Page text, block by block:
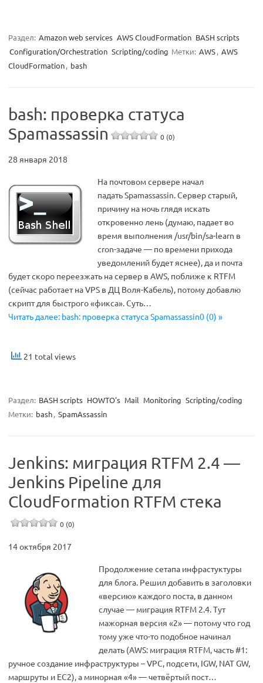
Раздел: Amazon web services AWS CloudFormation BASH scripts
Configuration/Orchestration Scripting/coding Метки: AWS, AWS
CloudFormation, bash
bash: проверка статуса
Spamassassin
0 (0)
28 января 2018
На почтовом сервере начал
падать Spamassassin. Сервер старый,
причину на ночь глядя искать
откровенно лень (думаю, падает во
время выполнения /usr/bin/sa-learn в
cron-задаче — по времени прихода
уведомлений будет яснее), да и почта
будет скоро переезжать на сервер в AWS, поближе к RTFM
(сейчас работает на VPS в ДЦ Воля-Кабель), потому добавлю
скрипт для быстрого «фикса». Суть…
Читать далее: bash: проверка статуса Spamassassin0 (0) »
21 total views
Раздел: BASH scripts HOWTO's Mail Monitoring Scripting/coding
Метки: bash, SpamAssassin
Jenkins: миграция RTFM 2.4 —
Jenkins Pipeline для
CloudFormation RTFM стека
0 (0)
14 октября 2017
Продолжение сетапа инфрастуктуры
для блога. Решил добавить в заголовки
«версию» каждого поста, в данном
случае — миграция RTFM 2.4. Тут
мажорная версия «2» — потому что год
тому уже что-то подобное начинал
делать (AWS: миграция RTFM, часть #1:
ручное создание инфраструктуры – VPC, подсети, IGW, NAT GW,
маршруты и EC2), а минорная «4» — четвёртый пост…